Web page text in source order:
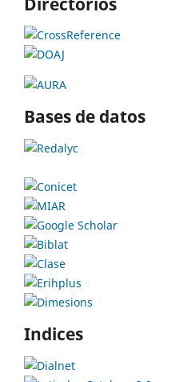
Bases de datos
Indices